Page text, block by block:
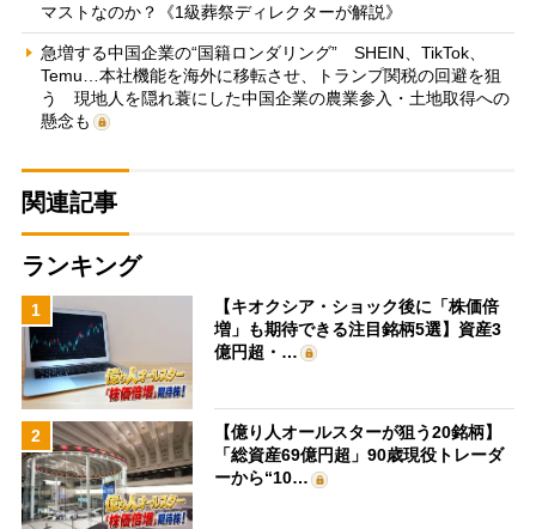
マストなのか？《1級葬祭ディレクターが解説》
急増する中国企業の“国籍ロンダリング” SHEIN、TikTok、
Temu…本社機能を海外に移転させ、トランプ関税の回避を狙
う 現地人を隠れ蓑にした中国企業の農業参入・土地取得への
懸念も
関連記事
ランキング
1
【キオクシア・ショック後に「株価倍
増」も期待できる注目銘柄5選】資産3
億円超・…
2
【億り人オールスターが狙う20銘柄】
「総資産69億円超」90歳現役トレーダ
ーから“10…